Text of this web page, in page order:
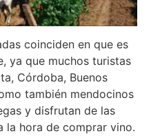
coinciden en que es
ya que muchos turistas
Córdoba, Buenos
también mendocinos
y disfrutan de las
la hora de comprar vino.